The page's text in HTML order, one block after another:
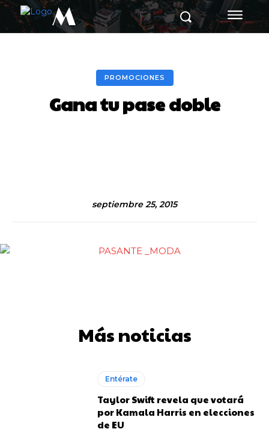
M
PROMOCIONES
Gana tu pase doble
septiembre 25, 2015
Más noticias
Entérate
Taylor Swift revela que votará
por Kamala Harris en elecciones
de EU